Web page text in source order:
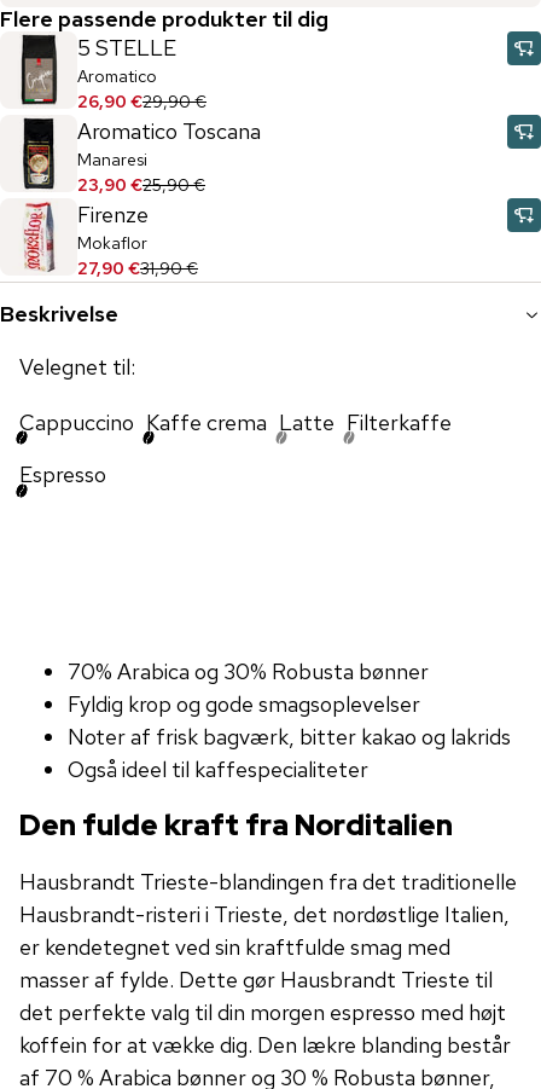
Flere passende produkter til dig
5 STELLE
Aromatico
26,90 €29,90 €
Aromatico Toscana
Manaresi
23,90 €25,90 €
Firenze
Mokaflor
27,90 €31,90 €
Beskrivelse
Velegnet til:
Cappuccino Kaffe crema Latte Filterkaffe
Espresso
70% Arabica og 30% Robusta bønner
Fyldig krop og gode smagsoplevelser
Noter af frisk bagværk, bitter kakao og lakrids
Også ideel til kaffespecialiteter
Den fulde kraft fra Norditalien
Hausbrandt Trieste-blandingen fra det traditionelle
Hausbrandt-risteri i Trieste, det nordøstlige Italien,
er kendetegnet ved sin kraftfulde smag med
masser af fylde. Dette gør Hausbrandt Trieste til
det perfekte valg til din morgen espresso med højt
koffein for at vække dig. Den lækre blanding består
af 70 % Arabica bønner og 30 % Robusta bønner,